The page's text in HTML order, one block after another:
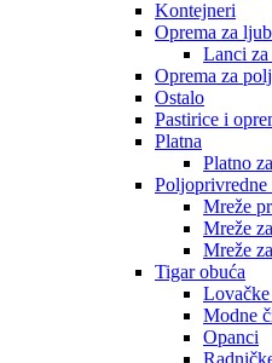
Kontejneri
Oprema za
Lanci za
Oprema za
Ostalo
Pastirice i
Platna
Platno
Poljoprivredne
Mreže
Mreže
Mreže
Tigar obuća
Modne
Opanci